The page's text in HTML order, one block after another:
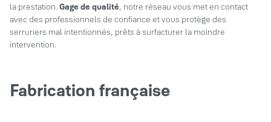
la prestation. Gage de qualité, notre réseau vous met en contact
avec des professionnels de confiance et vous protège des
serruriers mal intentionnés, prêts à surfacturer la moindre
intervention.
Fabrication française